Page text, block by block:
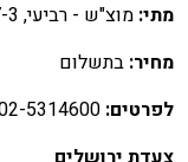
מוצ"ש - רביעי, 7-3 באוקטובר, 17:00 עד 23:00
בתשלום
02-5314600